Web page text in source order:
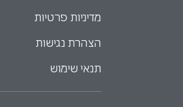
מדיניות פרטיות
הצהרת נגישות
תנאי שימוש